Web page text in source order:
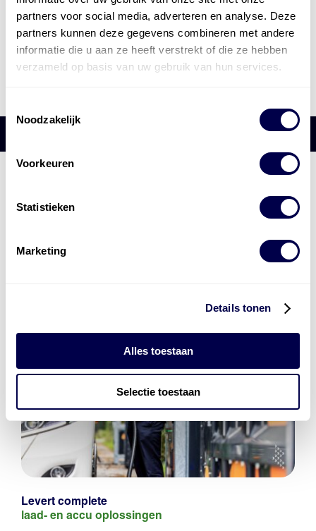
partners voor social media, adverteren en analyse. Deze
partners kunnen deze gegevens combineren met andere
informatie die u aan ze heeft verstrekt of die ze hebben
verzameld op basis van uw gebruik van hun services.
Noodzakelijk
Voorkeuren
Statistieken
Marketing
Details tonen
Alles toestaan
Selectie toestaan
Levert complete
laad- en accu oplossingen